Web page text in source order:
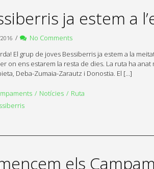
ja estem a
/
No Comments
El grup de joves Bessiberris ja estem a la
on ens estarem la resta de dies. La ruta ha
Deba-Zumaia-Zarautz i Donostia. El […]
Notícies
Ruta
els